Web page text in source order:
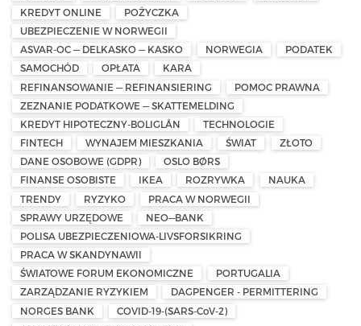
KREDYT ONLINE
POŻYCZKA
UBEZPIECZENIE W NORWEGII
ASVAR-OC — DELKASKO — KASKO
NORWEGIA
PODATEK
SAMOCHÓD
OPŁATA
KARA
REFINANSOWANIE — REFINANSIERING
POMOC PRAWNA
ZEZNANIE PODATKOWE — SKATTEMELDING
KREDYT HIPOTECZNY-BOLIGLÅN
TECHNOLOGIE
FINTECH
WYNAJEM MIESZKANIA ŚWIAT
ZŁOTO
DANE OSOBOWE (GDPR)
OSLO BØRS
FINANSE OSOBISTE
IKEA ROZRYWKA
NAUKA
TRENDY
RYZYKO
PRACA W NORWEGII
SPRAWY URZĘDOWE
NEO—BANK
POLISA UBEZPIECZENIOWA-LIVSFORSIKRING
PRACA W SKANDYNAWII
ŚWIATOWE FORUM EKONOMICZNE
PORTUGALIA
ZARZĄDZANIE RYZYKIEM
DAGPENGER - PERMITTERING
NORGES BANK
COVID-19-(SARS-CoV-2)